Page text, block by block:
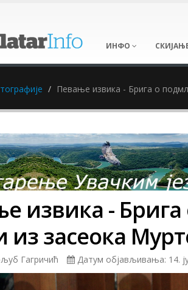
ИНФО
Певање извика - Брига о
извика -
из засеока
Гагричић Датум објављивања: 14.